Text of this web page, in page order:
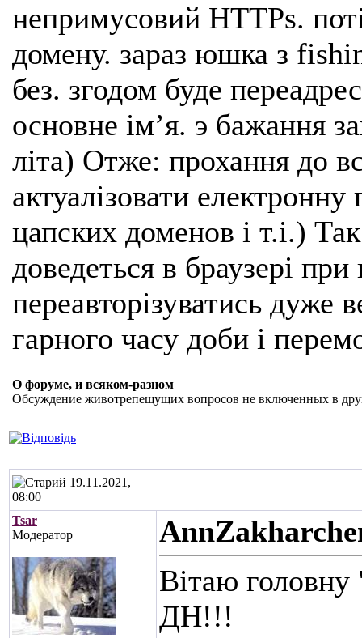
непримусовий HTTPs.
домену. зараз юшка з
без. згодом буде
основне імʼя. э бажання
літа) Отже: прохання до
актуалізовати
цапских доменов і т.і.)
доведеться в браузері
переавторізуватись
гарного часу доби і
О форуме, и всяком-разном
Обсуждение животрепещущих вопросов не включенных в
19.11.2021,
08:00
Tsar
Модератор
Вітаю
ДН!!!